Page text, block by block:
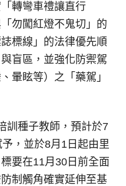
轉彎車禮讓直行
勿闖紅燈不鬼切」的
標線」的法律優先順
盲區，並強化防禦駕
暈眩等）之「藥駕」
訓種子教師，預計於7
，並於8月1日起由里
要在11月30日前全面
制觸角確實延伸至基